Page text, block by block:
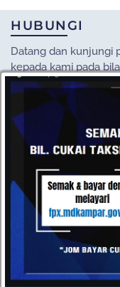
HUBUNGI
Datang dan kunjungi
kepada kami pada
kepada semua
Majlis Daerah
Kampar, Jalan
05-4671020 /
05-4671040
TOPIK
TENDER DAN
KEPUTUSAN
JAWATAN